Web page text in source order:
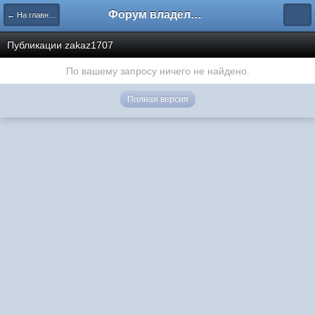
← На главную Форум владельцев интернет-магазинов
Публикации zakaz1707
По вашему запросу ничего не найдено.
Полная версия